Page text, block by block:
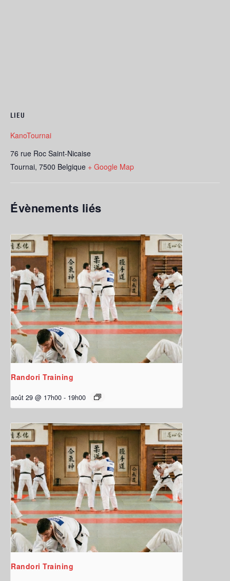
LIEU
KanoTournai
76 rue Roc Saint-Nicaise
Tournai, 7500 Belgique + Google Map
Évènements liés
Randori Training
août 29 @ 17h00 - 19h00
Randori Training